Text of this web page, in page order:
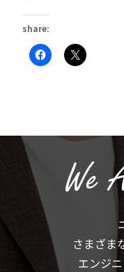
share:
Facebook
で
リ
し
い
ウ
ィ
ク
リ
有
(新
い
ウ
ィ
ン
ま
す)
さまざま
エンジ